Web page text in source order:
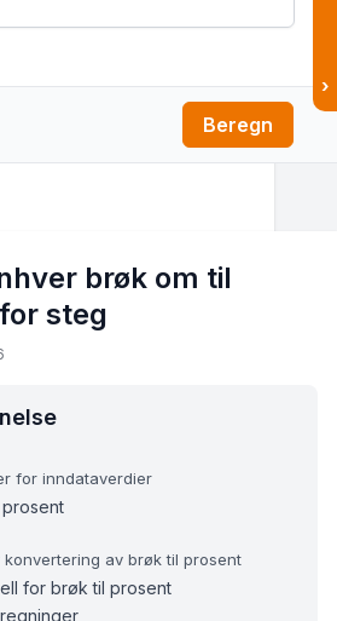
Beregn
›
brøk om til
steg
for inndataverdier
konvertering av brøk til prosent
for brøk til prosent